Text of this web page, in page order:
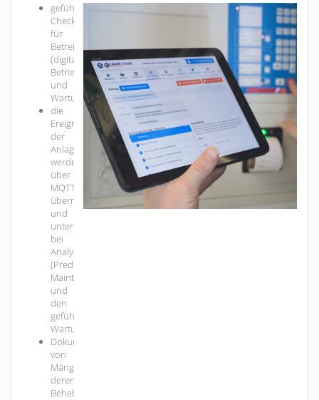
geführte
Checklisten
für
Betreiberpflichten
(digitales
Betriebsbuch)
und
Wartungen
die
Ereignisse
der
Anlagen
werden
über
MQTT
übermittelt
und
unterstützen
bei
Analyse
(Predictive
Maintenance)
und
den
geführten
Wartungen
Dokumentation
von
Mängeln,
deren
Behebung